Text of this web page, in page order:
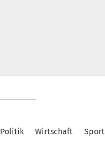
Politik Wirtschaft Sport